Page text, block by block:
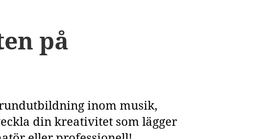
på
inom musik,
din kreativitet som lägger